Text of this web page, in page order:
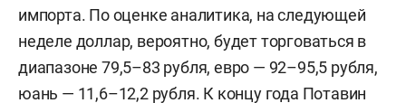
импорта. По оценке аналитика, на следующей
неделе доллар, вероятно, будет торговаться в
диапазоне 79,5–83 рубля, евро — 92–95,5 рубля,
юань — 11,6–12,2 рубля. К концу года Потавин